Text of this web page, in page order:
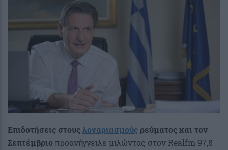
Επιδοτήσεις στουςλογαριασμούς ρεύματος και τον
Σεπτέμβριο προανήγγειλε μιλώντας στον Realfm 97,8